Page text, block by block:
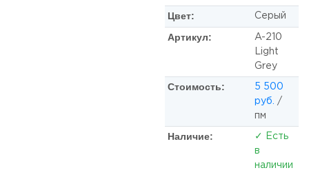
Цвет: Серый
Артикул:
A-210
Light
Grey
Стоимость:
5 500
руб.
/
пм
Наличие:
✓ Есть
в
наличии